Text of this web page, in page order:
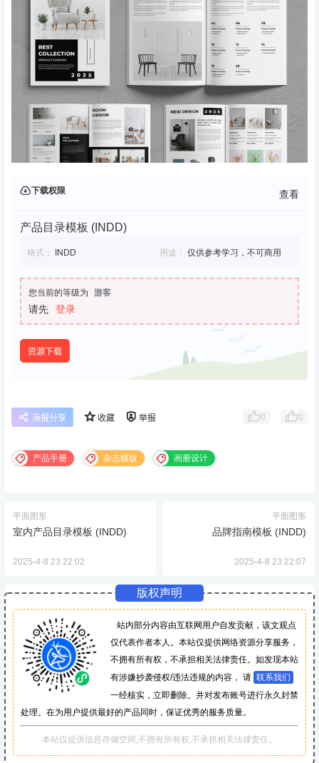
下载权限 查看
产品目录模板 (INDD)
格式： INDD 用途： 仅供参考学习，不可商用
您当前的等级为 游客
请先 登录
资源下载
海报分享 收藏 举报 0 0
产品手册 杂志模版 画册设计
平面图形
室内产品目录模板 (INDD)
2025-4-8 23:22:02
平面图形
品牌指南模板 (INDD)
2025-4-8 23:22:07
版权声明
站内部分内容由互联网用户自发贡献，该文观点
仅代表作者本人。本站仅提供网络资源分享服务，
不拥有所有权，不承担相关法律责任。如发现本站
有涉嫌抄袭侵权/违法违规的内容， 请 联系我们
一经核实，立即删除。并对发布账号进行永久封禁
处理。在为用户提供最好的产品同时，保证优秀的服务质量。
本站仅提供信息存储空间,不拥有所有权,不承担相关法律责任。